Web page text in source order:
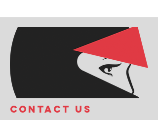
COntact us